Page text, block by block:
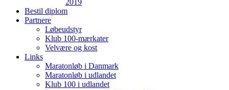
2019
Bestil diplom
Partnere
Løbeudstyr
Klub 100-mærkater
Velvære og kost
Links
Maratonløb i Danmark
Maratonløb i udlandet
Klub 100 i udlandet